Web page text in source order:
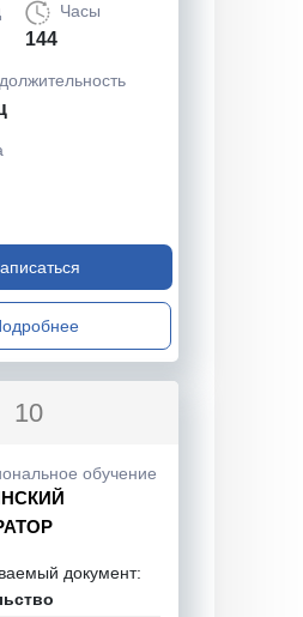
Часы
144
10
обучение
документ: